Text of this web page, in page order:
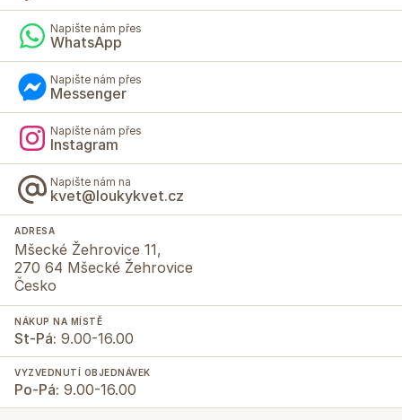
Napište nám přes
WhatsApp
Napište nám přes
Messenger
Napište nám přes
Instagram
Napište nám na
kvet@loukykvet.cz
ADRESA
Mšecké Žehrovice 11,
270 64 Mšecké Žehrovice
Česko
NÁKUP NA MÍSTĚ
St-Pá: 9.00-16.00
VYZVEDNUTÍ OBJEDNÁVEK
Po-Pá: 9.00-16.00